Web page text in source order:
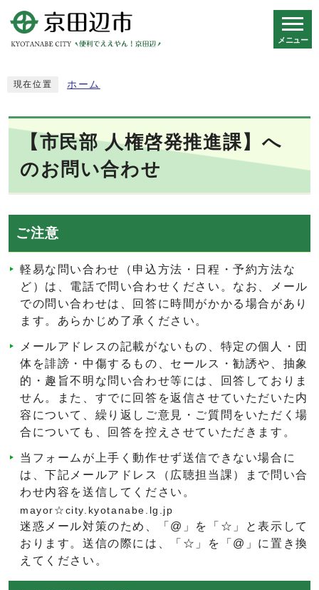
メニュー
現在位置 ホーム
【市民部 人権啓発推進課】へ
のお問い合わせ
ご注意
軽易な問い合わせ（申込方法・日程・予約方法な
ど）は、電話で問い合わせください。なお、メール
での問い合わせは、回答に時間がかかる場合があり
ます。あらかじめ了承ください。
メールアドレスの記載がないもの、特定の個人・団
体を誹謗・中傷するもの、セールス・勧誘や、抽象
的・趣旨不明な問い合わせ等には、回答しておりま
せん。また、すでに回答を返信させていただいた内
容について、繰り返しご意見・ご質問をいただく場
合についても、回答を控えさせていただきます。
当フォームが上手く動作せず送信できない場合に
は、下記メールアドレス（広聴担当課）まで問い合
わせ内容を送信してください。
mayor☆city.kyotanabe.lg.jp
迷惑メール対策のため、「@」を「☆」と表示して
おります。送信の際には、「☆」を「@」に置き換
えてください。